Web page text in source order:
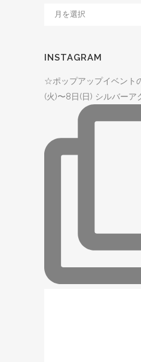
Archives
INSTAGRAM
☆ポップアップイベント
(火)〜8日(日) シルバーア